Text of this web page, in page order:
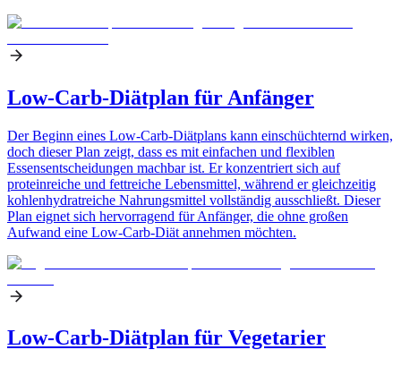
Low-Carb-Diätplan für Anfänger
Der Beginn eines Low-Carb-Diätplans kann einschüchternd wirken,
doch dieser Plan zeigt, dass es mit einfachen und flexiblen
Essensentscheidungen machbar ist. Er konzentriert sich auf
proteinreiche und fettreiche Lebensmittel, während er gleichzeitig
kohlenhydratreiche Nahrungsmittel vollständig ausschließt. Dieser
Plan eignet sich hervorragend für Anfänger, die ohne großen
Aufwand eine Low-Carb-Diät annehmen möchten.
Low-Carb-Diätplan für Vegetarier